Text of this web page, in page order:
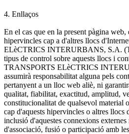
4. Enllaços
En el cas que en la present pàgina web,
hipervincles cap a d'altres llocs
ELèCTRICS INTERURBANS, S.A.
tipus de control sobre aquests llocs i
TRANSPORTS ELèCTRICS
assumirà responsabilitat alguna pels
pertanyent a un lloc web aliè, ni
qualitat, fiabilitat, exactitud, amplitud,
constitucionalitat de qualsevol material
cap d'aquests hipervincles o altres llocs
inclusió d'aquestes connexions
d'associació, fusió o participació amb